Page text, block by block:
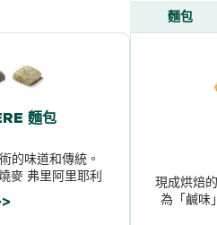
麵包
的味道和傳統。
麥 弗里阿里耶利
麵包
現成烘焙
為「鹹味